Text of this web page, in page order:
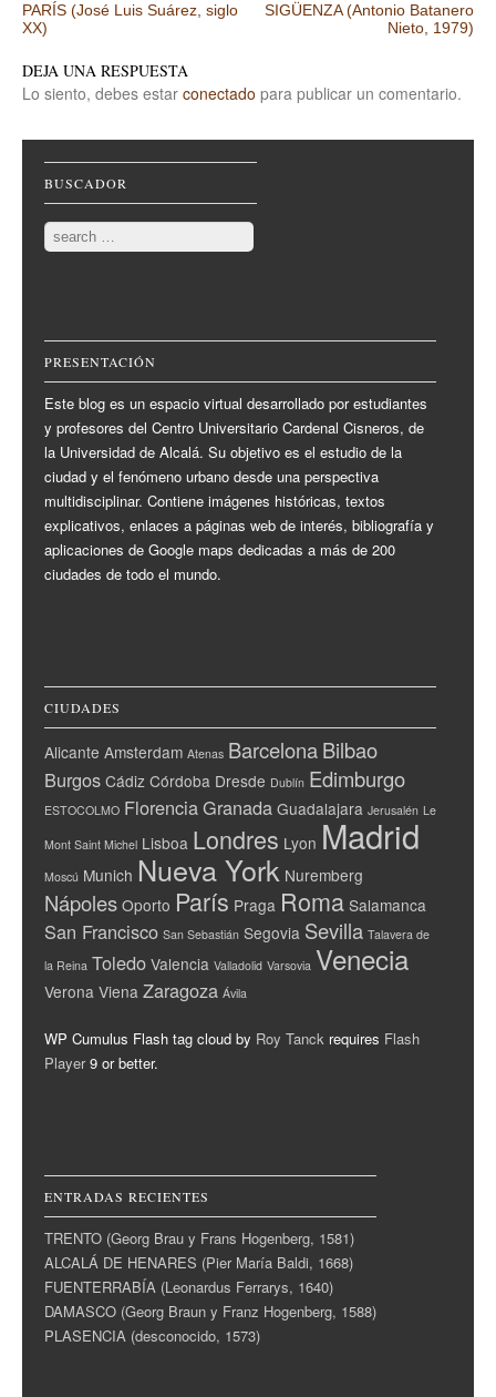
Post navigation
PARÍS (José Luis Suárez, siglo
XX)
SIGÜENZA (Antonio Batanero
Nieto, 1979)
DEJA UNA RESPUESTA
Lo siento, debes estar conectado para publicar un comentario.
BUSCADOR
Search
PRESENTACIÓN
Este blog es un espacio virtual desarrollado por estudiantes
y profesores del Centro Universitario Cardenal Cisneros, de
la Universidad de Alcalá. Su objetivo es el estudio de la
ciudad y el fenómeno urbano desde una perspectiva
multidisciplinar. Contiene imágenes históricas, textos
explicativos, enlaces a páginas web de interés, bibliografía y
aplicaciones de Google maps dedicadas a más de 200
ciudades de todo el mundo.
CIUDADES
Alicante Amsterdam Atenas BarcelonaBilbao
Burgos Cádiz Córdoba Dresde Dublín Edimburgo
ESTOCOLMO FlorenciaGranada Guadalajara Jerusalén Le
Mont Saint Michel Lisboa Londres Lyon Madrid
Moscú Munich Nueva York Nuremberg
Nápoles Oporto París Praga Roma Salamanca
San Francisco San Sebastián Segovia Sevilla Talavera de
la Reina Toledo Valencia Valladolid Varsovia Venecia
Verona Viena Zaragoza Ávila
WP Cumulus Flash tag cloud by Roy Tanck requires Flash
Player9 or better.
ENTRADAS RECIENTES
TRENTO (Georg Brau y Frans Hogenberg, 1581)
ALCALÁ DE HENARES (Pier María Baldi, 1668)
FUENTERRABÍA (Leonardus Ferrarys, 1640)
DAMASCO (Georg Braun y Franz Hogenberg, 1588)
PLASENCIA (desconocido, 1573)